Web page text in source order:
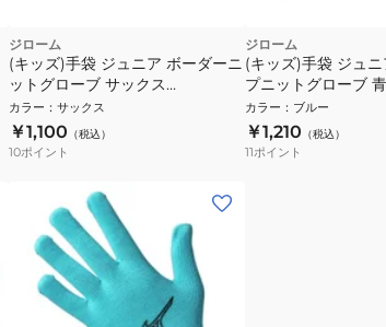
ジローム
(キッズ)手袋 ジュニア ボーダーニ
ットグローブ サックス
WG5F0006-WA902-GRST SAX
滑り止め付き 防寒 ジュニア手袋
カラー ： サックス
￥1,100 （税込）
10ポイント
ジローム
(キッズ)手袋 ジュ
プニットグローブ 青
WG5F0007-
滑り止め付き 防寒
カラー ： ブルー
￥1,210 （税込）
11ポイント